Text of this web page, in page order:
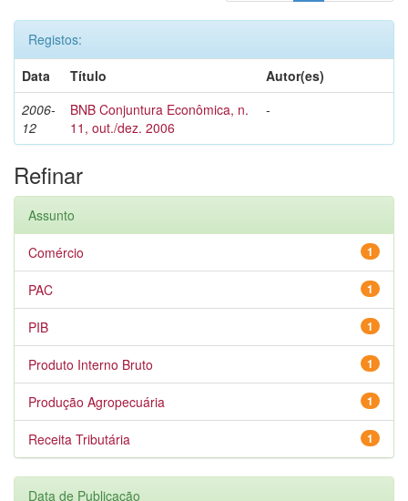
Registos:
Data
Título
Autor(es)
2006-
12
BNB Conjuntura Econômica, n.
11, out./dez. 2006
-
Refinar
Assunto
1
Comércio
1
PAC
1
PIB
1
Produto Interno Bruto
1
Produção Agropecuária
1
Receita Tributária
Data de Publicação